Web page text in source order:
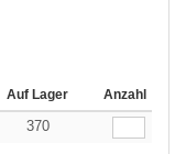
Auf Lager Anzahl
370